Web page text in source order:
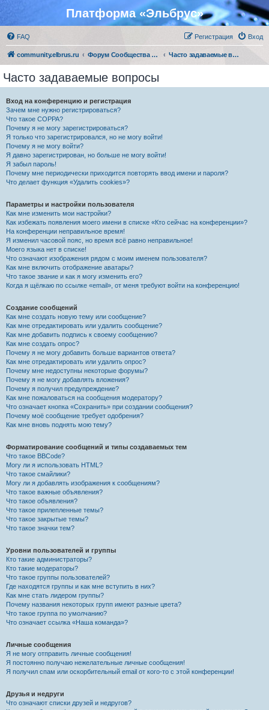
Платформа «Эльбрус»
FAQ Вход
Регистрация
community.elbrus.ru Форум Сообщества Эльбрус Часто задаваемые вопросы
Часто задаваемые вопросы
Вход на конференцию и регистрация
Зачем мне нужно регистрироваться?
Что такое COPPA?
Почему я не могу зарегистрироваться?
Я только что зарегистрировался, но не могу войти!
Почему я не могу войти?
Я давно зарегистрирован, но больше не могу войти!
Я забыл пароль!
Почему мне периодически приходится повторять ввод имени и пароля?
Что делает функция «Удалить cookies»?
Параметры и настройки пользователя
Как мне изменить мои настройки?
Как избежать появления моего имени в списке «Кто сейчас на конференции»?
На конференции неправильное время!
Я изменил часовой пояс, но время всё равно неправильное!
Моего языка нет в списке!
Что означают изображения рядом с моим именем пользователя?
Как мне включить отображение аватары?
Что такое звание и как я могу изменить его?
Когда я щёлкаю по ссылке «email», от меня требуют войти на конференцию!
Создание сообщений
Как мне создать новую тему или сообщение?
Как мне отредактировать или удалить сообщение?
Как мне добавить подпись к своему сообщению?
Как мне создать опрос?
Почему я не могу добавить больше вариантов ответа?
Как мне отредактировать или удалить опрос?
Почему мне недоступны некоторые форумы?
Почему я не могу добавлять вложения?
Почему я получил предупреждение?
Как мне пожаловаться на сообщения модератору?
Что означает кнопка «Сохранить» при создании сообщения?
Почему моё сообщение требует одобрения?
Как мне вновь поднять мою тему?
Форматирование сообщений и типы создаваемых тем
Что такое BBCode?
Могу ли я использовать HTML?
Что такое смайлики?
Могу ли я добавлять изображения к сообщениям?
Что такое важные объявления?
Что такое объявления?
Что такое прилепленные темы?
Что такое закрытые темы?
Что такое значки тем?
Уровни пользователей и группы
Кто такие администраторы?
Кто такие модераторы?
Что такое группы пользователей?
Где находятся группы и как мне вступить в них?
Как мне стать лидером группы?
Почему названия некоторых групп имеют разные цвета?
Что такое группа по умолчанию?
Что означает ссылка «Наша команда»?
Личные сообщения
Я не могу отправить личные сообщения!
Я постоянно получаю нежелательные личные сообщения!
Я получил спам или оскорбительный email от кого-то с этой конференции!
Друзья и недруги
Что означают списки друзей и недругов?